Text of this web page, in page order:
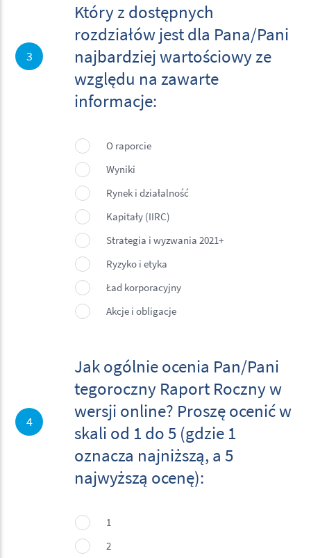
Który z dostępnych rozdziałów jest dla Pana/Pani najbardziej wartościowy ze
względu na zawarte informacje: *
3
Który z dostępnych
rozdziałów jest dla Pana/Pani
najbardziej wartościowy ze
względu na zawarte
informacje:
O raporcie
Wyniki
Rynek i działalność
Kapitały (IIRC)
Strategia i wyzwania 2021+
Ryzyko i etyka
Ład korporacyjny
Akcje i obligacje
Jak ogólnie ocenia Pan/Pani tegoroczny Raport Roczny w wersji online? Proszę
ocenić w skali od 1 do 5 (gdzie 1 oznacza najniższą, a 5 najwyższą ocenę):*
4
Jak ogólnie ocenia Pan/Pani
tegoroczny Raport Roczny w
wersji online? Proszę ocenić w
skali od 1 do 5 (gdzie 1
oznacza najniższą, a 5
najwyższą ocenę):
1
2